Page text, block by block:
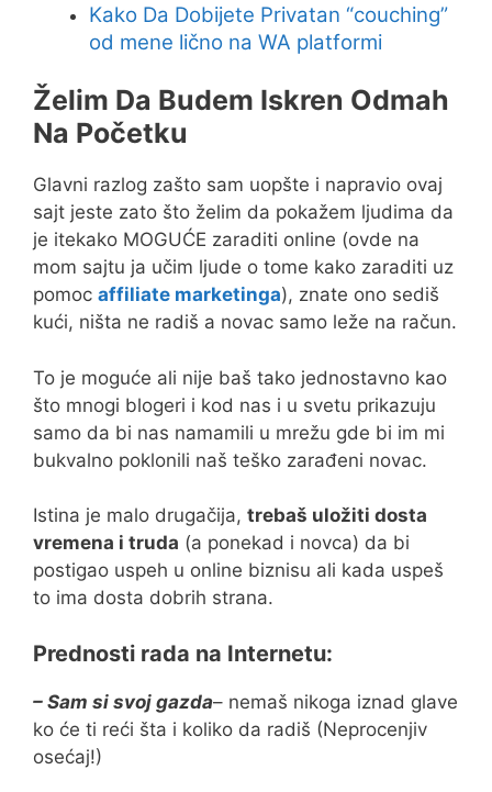
Kako Da Dobijete Privatan “couching”
od mene lično na WA platformi
Želim Da Budem Iskren Odmah
Na Početku
Glavni razlog zašto sam uopšte i napravio ovaj
sajt jeste zato što želim da pokažem ljudima da
je itekako MOGUĆE zaraditi online (ovde na
mom sajtu ja učim ljude o tome kako zaraditi uz
pomoc affiliate marketinga), znate ono sediš
kući, ništa ne radiš a novac samo leže na račun.
To je moguće ali nije baš tako jednostavno kao
što mnogi blogeri i kod nas i u svetu prikazuju
samo da bi nas namamili u mrežu gde bi im mi
bukvalno poklonili naš teško zarađeni novac.
Istina je malo drugačija, trebaš uložiti dosta
vremena i truda (a ponekad i novca) da bi
postigao uspeh u online biznisu ali kada uspeš
to ima dosta dobrih strana.
Prednosti rada na Internetu:
– Sam si svoj gazda– nemaš nikoga iznad glave
ko će ti reći šta i koliko da radiš (Neprocenjiv
osećaj!)